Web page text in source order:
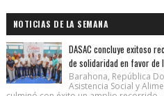
NOTICIAS DE LA SEMANA
DASAC concluye exitoso
de solidaridad en favor de
Barahona, República
Asistencia Social y